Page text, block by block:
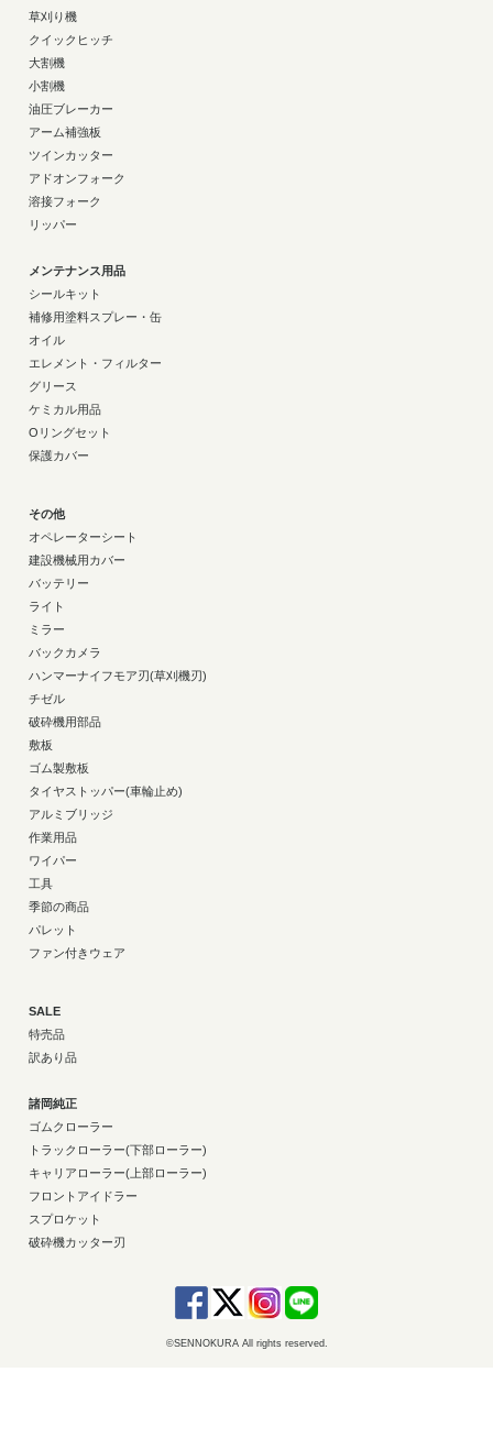
草刈り機
クイックヒッチ
大割機
小割機
油圧ブレーカー
アーム補強板
ツインカッター
アドオンフォーク
溶接フォーク
リッパー
メンテナンス用品
シールキット
補修用塗料スプレー・缶
オイル
エレメント・フィルター
グリース
ケミカル用品
Oリングセット
保護カバー
その他
オペレーターシート
建設機械用カバー
バッテリー
ライト
ミラー
バックカメラ
ハンマーナイフモア刃(草刈機刃)
チゼル
破砕機用部品
敷板
ゴム製敷板
タイヤストッパー(車輪止め)
アルミブリッジ
作業用品
ワイパー
工具
季節の商品
パレット
ファン付きウェア
SALE
特売品
訳あり品
諸岡純正
ゴムクローラー
トラックローラー(下部ローラー)
キャリアローラー(上部ローラー)
フロントアイドラー
スプロケット
破砕機カッター刃
©SENNOKURA All rights reserved.